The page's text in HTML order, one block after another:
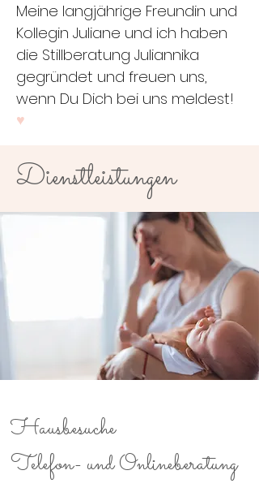
Meine langjährige Freundin und
Kollegin Juliane und ich haben
die Stillberatung Juliannika
gegründet und freuen uns,
wenn Du Dich bei uns meldest!
♥
Dienstleistungen
Hausbesuche
Telefon- und Onlineberatung